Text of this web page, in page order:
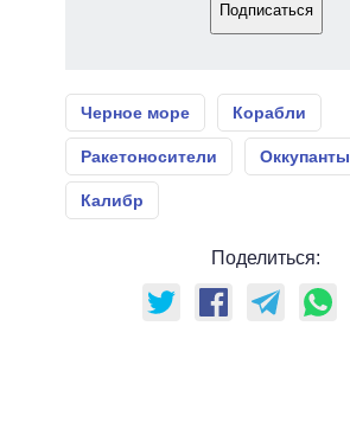
Подписаться
Черное море Корабли
Ракетоносители Оккупанты
Калибр
Поделиться: